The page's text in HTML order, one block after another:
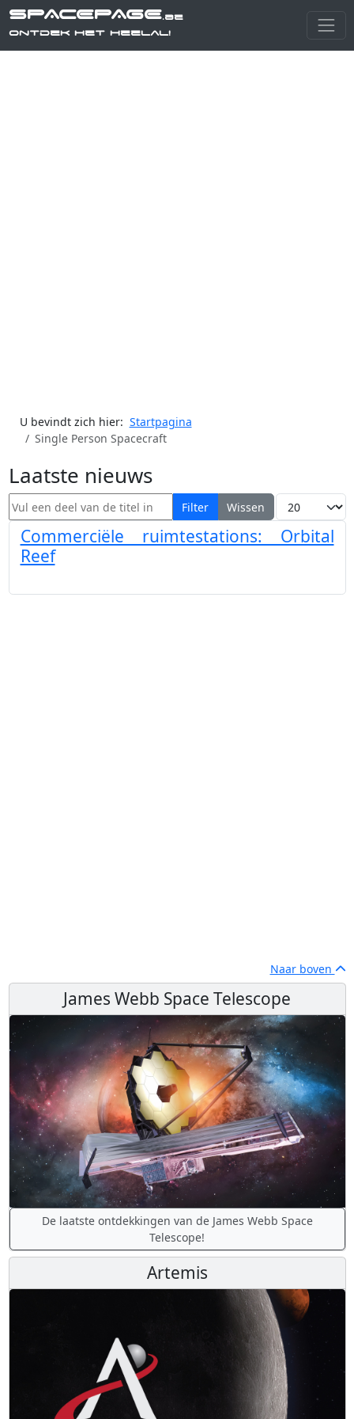
SPACEPAGE.be
Ontdek het heelal!
U bevindt zich hier: Startpagina
Single Person Spacecraft
Laatste nieuws
Vul een deel van de titel in Filter Wissen Toon #
Commerciële ruimtestations: Orbital
Reef
Naar boven
James Webb Space Telescope
De laatste ontdekkingen van de James Webb Space
Telescope!
Artemis